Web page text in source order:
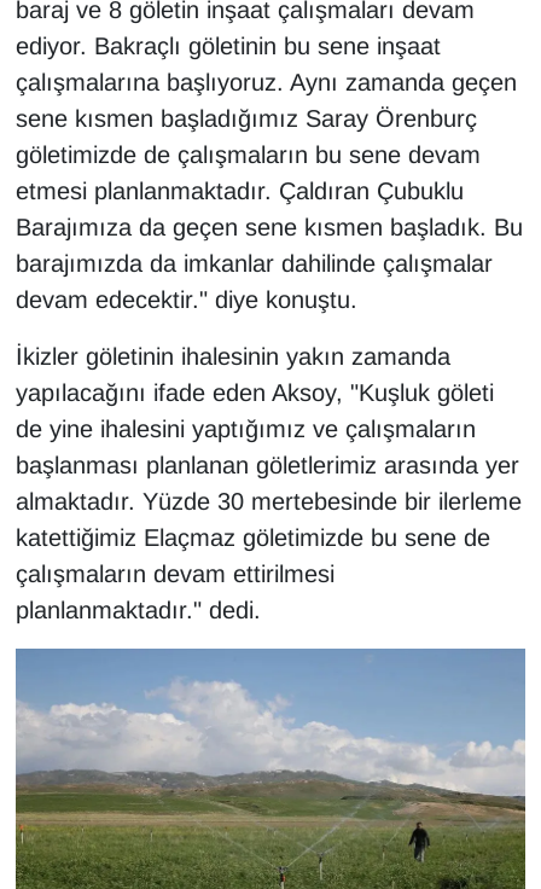
baraj ve 8 göletin inşaat çalışmaları devam
ediyor. Bakraçlı göletinin bu sene inşaat
çalışmalarına başlıyoruz. Aynı zamanda geçen
sene kısmen başladığımız Saray Örenburç
göletimizde de çalışmaların bu sene devam
etmesi planlanmaktadır. Çaldıran Çubuklu
Barajımıza da geçen sene kısmen başladık. Bu
barajımızda da imkanlar dahilinde çalışmalar
devam edecektir." diye konuştu.
İkizler göletinin ihalesinin yakın zamanda
yapılacağını ifade eden Aksoy, "Kuşluk göleti
de yine ihalesini yaptığımız ve çalışmaların
başlanması planlanan göletlerimiz arasında yer
almaktadır. Yüzde 30 mertebesinde bir ilerleme
katettiğimiz Elaçmaz göletimizde bu sene de
çalışmaların devam ettirilmesi
planlanmaktadır." dedi.
TEBRİK
TEKNOLOJİ
Turizm
VAN'DA SPOR
Vasıta
YEREL